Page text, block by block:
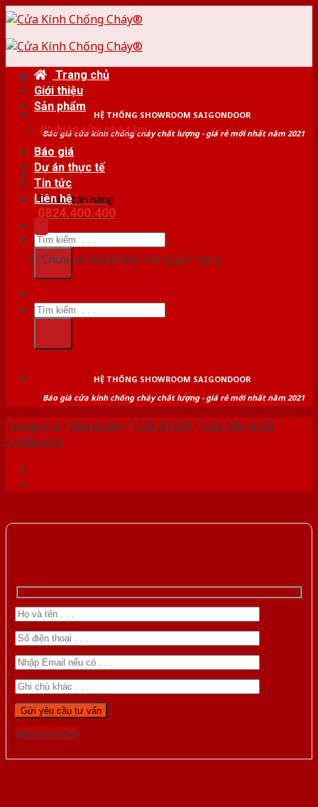
Skip
content
HỆ THỐNG SHOWROOM SAIGONDOOR
Báo giá cửa kính chống cháy chất lượng - giá rẻ mới nhất năm 2021
Tư vấn bán hàng
0824.400.400
Tìm
kiếm:
Trang chủ
Giới thiệu
Sản phẩm
Phụ kiện cửa nhà tắm
Báo giá
Dự án thực tế
Tin tức
Liên hệ
Chưa có sản phẩm trong giỏ hàng.
Tìm
kiếm:
HỆ THỐNG SHOWROOM SAIGONDOOR
Báo giá cửa kính chống cháy chất lượng - giá rẻ mới nhất năm 2021
Trang chủ /Sản phẩm /CỬA NHỰA/Cửa Nhựa Gỗ
Composite
Gọi 0976.169.864